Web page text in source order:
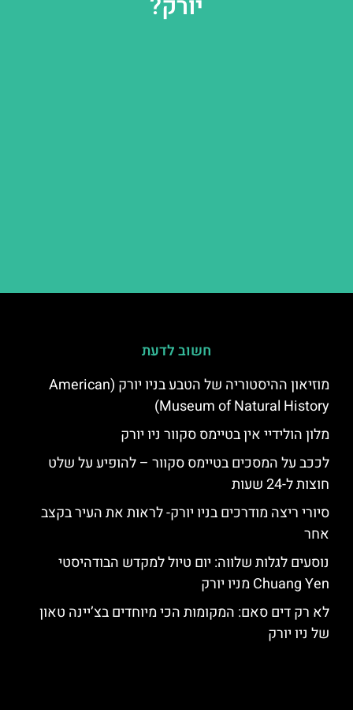
חשוב לדעת
מוזיאון ההיסטוריה של הטבע בניו יורק (American
Museum of Natural History)
מלון הולידיי אין בטיימס סקוור ניו יורק
לככב על המסכים בטיימס סקוור – להופיע על שלט
חוצות ל-24 שעות
סיורי ריצה מודרכים בניו יורק- לראות את העיר בקצב
אחר
נוסעים לגלות שלווה: יום טיול למקדש הבודהיסטי
Chuang Yen מניו יורק
לא רק דים סאם: המקומות הכי מיוחדים בצ’יינה טאון
של ניו יורק